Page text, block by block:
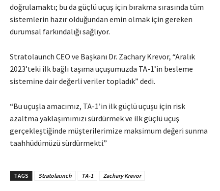
doğrulamaktı; bu da güçlü uçuş için bırakma sırasında tüm
sistemlerin hazır olduğundan emin olmak için gereken
durumsal farkındalığı sağlıyor.
Stratolaunch CEO ve Başkanı Dr. Zachary Krevor, “Aralık
2023’teki ilk bağlı taşıma uçuşumuzda TA-1’in besleme
sistemine dair değerli veriler topladık” dedi.
“Bu uçuşla amacımız, TA-1’in ilk güçlü uçuşu için risk
azaltma yaklaşımımızı sürdürmek ve ilk güçlü uçuş
gerçekleştiğinde müşterilerimize maksimum değeri sunma
taahhüdümüzü sürdürmekti.”
TAGS Stratolaunch TA-1 Zachary Krevor